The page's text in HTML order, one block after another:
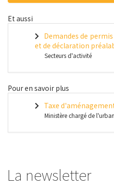
Et aussi
Demandes de
et de déclaration
Secteurs d'activité
Pour en savoir plus
Taxe
Ministère chargé de
La newsletter